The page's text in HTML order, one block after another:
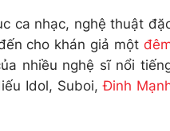
ca nhạc, nghệ thuật
cho khán giả một
nhiều nghệ sĩ nổi
Idol, Suboi,Đinh